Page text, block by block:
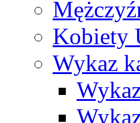
Kobiety
Wykaz